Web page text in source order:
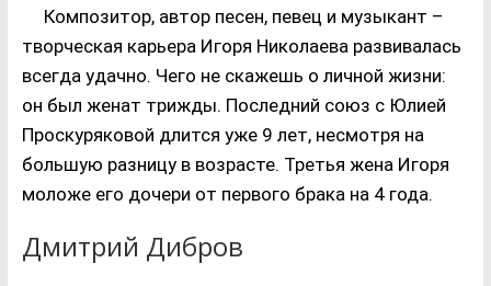
Композитор, автор песен, певец и музыкант –
творческая карьера Игоря Николаева развивалась
всегда удачно. Чего не скажешь о личной жизни:
он был женат трижды. Последний союз с Юлией
Проскуряковой длится уже 9 лет, несмотря на
большую разницу в возрасте. Третья жена Игоря
моложе его дочери от первого брака на 4 года.
Дмитрий Дибров